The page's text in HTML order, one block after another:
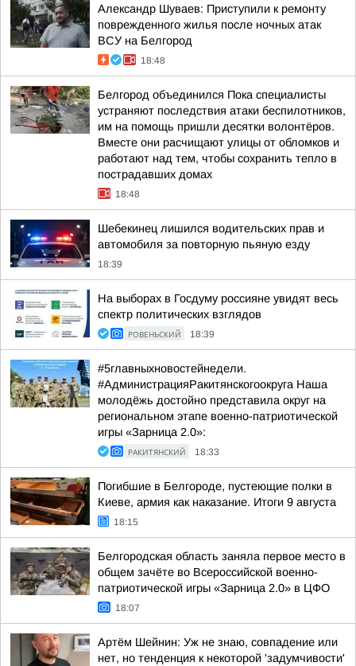
Александр Шуваев: Приступили к ремонту
поврежденного жилья после ночных атак
ВСУ на Белгород
18:48
Белгород объединился Пока специалисты
устраняют последствия атаки беспилотников,
им на помощь пришли десятки волонтёров.
Вместе они расчищают улицы от обломков и
работают над тем, чтобы сохранить тепло в
пострадавших домах
18:48
Шебекинец лишился водительских прав и
автомобиля за повторную пьяную езду
18:39
На выборах в Госдуму россияне увидят весь
спектр политических взглядов
РОВЕНЬСКИЙ 18:39
#5главныхновостейнедели.
#АдминистрацияРакитянскогоокруга Наша
молодёжь достойно представила округ на
региональном этапе военно-патриотической
игры «Зарница 2.0»:
РАКИТЯНСКИЙ 18:33
Погибшие в Белгороде, пустеющие полки в
Киеве, армия как наказание. Итоги 9 августа
18:15
Белгородская область заняла первое место в
общем зачёте во Всероссийской военно-
патриотической игры «Зарница 2.0» в ЦФО
18:07
Артём Шейнин: Уж не знаю, совпадение или
нет, но тенденция к некоторой 'задумчивости'